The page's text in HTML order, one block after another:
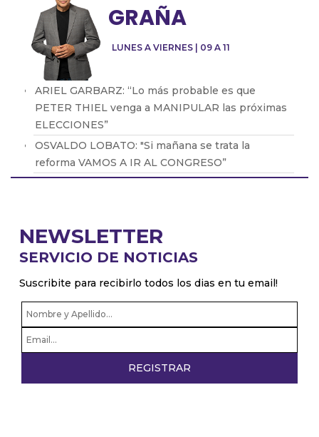
LUNES A VIERNES | 09 A 11
GRAÑA
ARIEL GARBARZ: “Lo más probable es que
PETER THIEL venga a MANIPULAR las próximas
ELECCIONES”
OSVALDO LOBATO: "Si mañana se trata la
reforma VAMOS A IR AL CONGRESO”
lucha de los trabajadores"
Martín Giannini: "La gente elige su comida por el
bolsillo"
NEWSLETTER
SERVICIO DE NOTICIAS
Suscribite para recibirlo todos los dias en tu email!